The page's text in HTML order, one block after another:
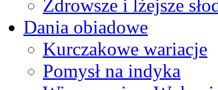
Zdrowsze i lżejsze
Dania obiadowe
Kurczakowe wariacje
Pomysł na indyka